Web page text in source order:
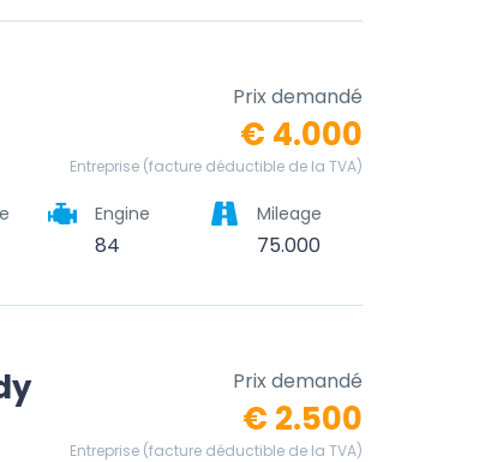
Prix demandé
€ 4.000
Entreprise (facture déductible de la TVA)
Engine
84
Mileage
75.000
Prix demandé
€ 2.500
Entreprise (facture déductible de la TVA)